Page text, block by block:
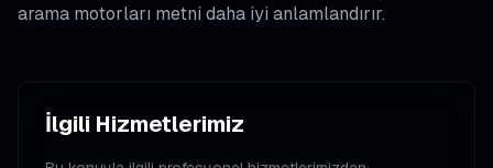
arama motorları metni daha iyi anlamlandırır.
İlgili Hizmetlerimiz